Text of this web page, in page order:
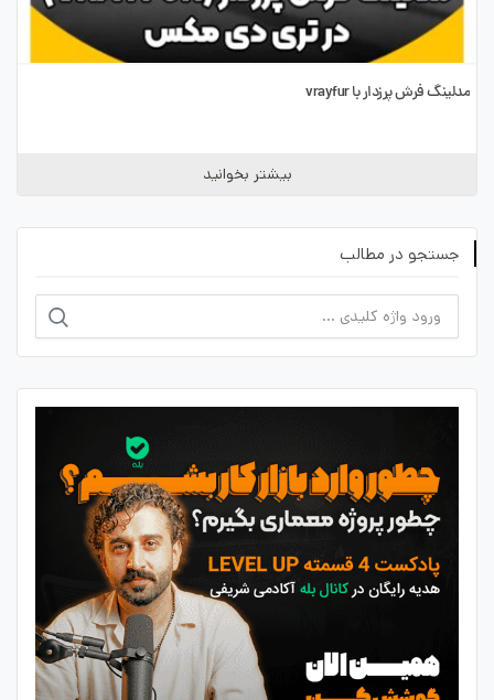
مدلینگ فرش پرزدار با vrayfur
بیشتر بخوانید
جستجو در مطالب